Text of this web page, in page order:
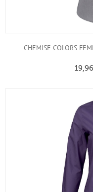
CHEMISE COLORS
19,96